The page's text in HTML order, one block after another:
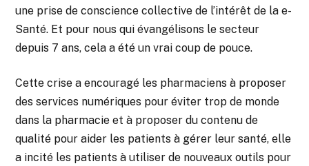
une prise de conscience collective de l’intérêt de la e-
Santé. Et pour nous qui évangélisons le secteur
depuis 7 ans, cela a été un vrai coup de pouce.
Cette crise a encouragé les pharmaciens à proposer
des services numériques pour éviter trop de monde
dans la pharmacie et à proposer du contenu de
qualité pour aider les patients à gérer leur santé, elle
a incité les patients à utiliser de nouveaux outils pour